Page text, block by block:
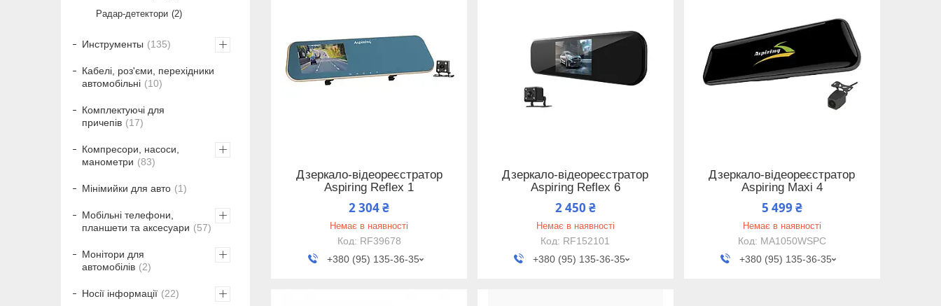
Дзеркало-відеореєстратор
Aspiring Reflex 1
2 304 ₴
Немає в наявності
RF39678
+380 (95) 135-36-35
Дзеркало-відеореєстратор
Aspiring Reflex 6
2 450 ₴
Немає в наявності
RF152101
+380 (95) 135-36-35
Дзеркало-відеореєстратор
Aspiring Maxi 4
5 499 ₴
Немає в наявності
MA1050WSPC
+380 (95) 135-36-35
Радар-детектори 2
Инструменты 135
Кабелі, роз'єми, перехідники
автомобільні
10
Комплектуючі для
причепів
17
Компресори, насоси,
манометри
83
Мінімийки для авто 1
Мобільні телефони,
планшети та аксесуари
57
Монітори для
автомобілів
2
Носії інформації 22